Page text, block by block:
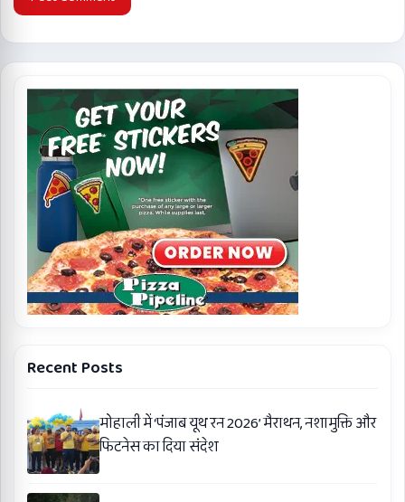
Recent Posts
मोहाली में ‘पंजाब यूथ रन 2026’ मैराथन, नशामुक्ति और
फिटनेस का दिया संदेश